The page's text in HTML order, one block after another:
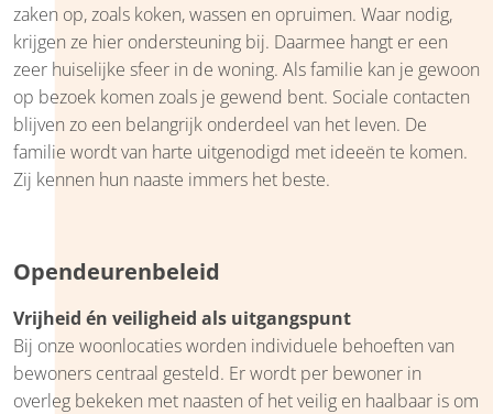
zaken op, zoals koken, wassen en opruimen. Waar nodig,
krijgen ze hier ondersteuning bij. Daarmee hangt er een
zeer huiselijke sfeer in de woning. Als familie kan je gewoon
op bezoek komen zoals je gewend bent. Sociale contacten
blijven zo een belangrijk onderdeel van het leven. De
familie wordt van harte uitgenodigd met ideeën te komen.
Zij kennen hun naaste immers het beste.
Opendeurenbeleid
Vrijheid én veiligheid als uitgangspunt
Bij onze woonlocaties worden individuele behoeften van
bewoners centraal gesteld. Er wordt per bewoner in
overleg bekeken met naasten of het veilig en haalbaar is om